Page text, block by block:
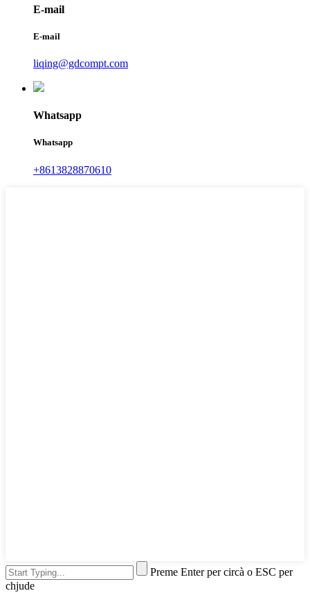
E-mail
E-mail
liqing@gdcompt.com
Whatsapp
Whatsapp
+8613828870610
Preme Enter per circà o ESC per
chjude